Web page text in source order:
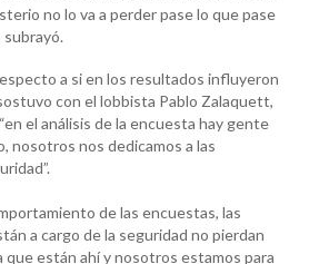
no lo va a perder pase lo que pase
subrayó.
a si en los resultados influyeron
con el lobbista Pablo Zalaquett,
el análisis de la encuesta hay gente
nosotros nos dedicamos a las
de las encuestas, las
a cargo de la seguridad no pierdan
que están ahí y nosotros estamos para